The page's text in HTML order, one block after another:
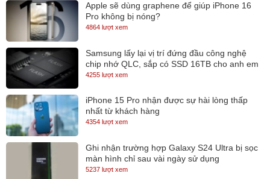
ngày mà không cảm thấy vướng víu. Thiết kế bền bỉ đặc trưng của
Dell đảm bảo sự an tâm trong suốt quá trình sử dụng.
Màn hình 120Hz – Dẫn đầu xu hướng
Điểm nhấn đắt giá nhất trên Dell DC15250 chính là màn hình 15.6
inch Full HD (1920x1080) có tần số quét lên đến 120Hz. Tần số
quét cao gấp đôi so với màn hình thông thường mang lại trải
nghiệm thị giác mượt mà ấn tượng, mọi chuyển động từ cuộn trang
web, lướt văn bản đến xem các cảnh phim hành động đều trở nên
trôi chảy và đã mắt. Tấm nền WVA (Wide Viewing Angle) cùng công
nghệ chống chói Anti-Glare và phần mềm Dell ComfortView giúp
Apple sẽ dùng graphene để giúp iPhone 16
Pro không bị nóng?
4864 lượt xem
Samsung lấy lại vị trí đứng đầu công nghệ
chip nhớ QLC, sắp có SSD 16TB cho anh em
lưu trữ
4255 lượt xem
iPhone 15 Pro nhận được sự hài lòng thấp
nhất từ khách hàng
4354 lượt xem
Ghi nhận trường hợp Galaxy S24 Ultra bị sọc
màn hình chỉ sau vài ngày sử dụng
5237 lượt xem